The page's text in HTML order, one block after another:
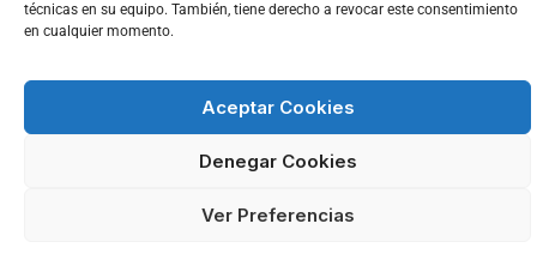
técnicas en su equipo. También, tiene derecho a revocar este consentimiento
en cualquier momento.
Aceptar Cookies
Denegar Cookies
Ver Preferencias